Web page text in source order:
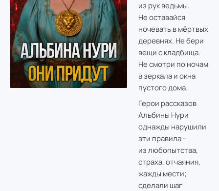
из рук ведьмы.
Не оставайся
ночевать в мёртвых
деревнях. Не бери
вещи с кладбища.
Не смотри по ночам
в зеркала и окна
пустого дома.
Герои рассказов
Альбины Нури
однажды нарушили
эти правила –
из любопытства,
страха, отчаяния,
жажды мести;
сделали шаг